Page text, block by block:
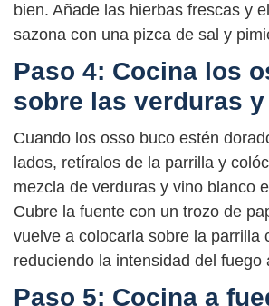
bien. Añade las hierbas frescas y
sazona con una pizca de sal y
Paso 4: Cocina los
sobre las verduras
Cuando los osso buco estén
lados, retíralos de la parrilla y
mezcla de verduras y vino blanco
Cubre la fuente con un trozo de
vuelve a colocarla sobre la parrilla
reduciendo la intensidad del fuego
Paso 5: Cocina a